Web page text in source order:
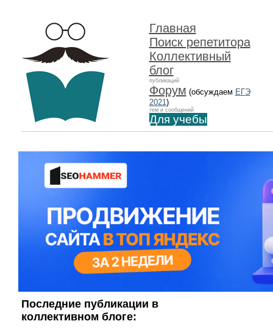
Главная
Поиск репетитора
Коллективный
блог
публикаций
Форум (обсуждаем ЕГЭ
2021)
тем и сообщений
Для учебы
Последние публикации в
коллективном блоге: